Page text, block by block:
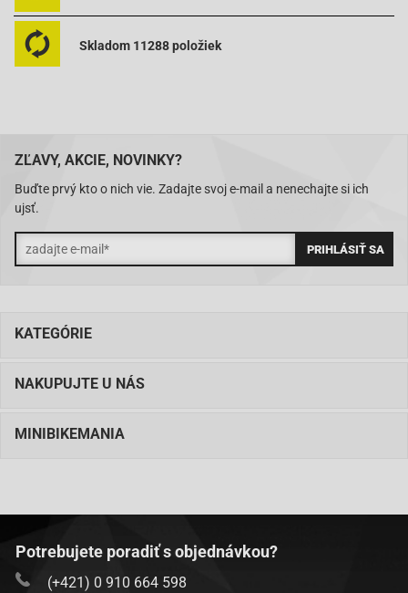
Skladom 11288 položiek
ZĽAVY, AKCIE, NOVINKY?
Buďte prvý kto o nich vie. Zadajte svoj e-mail a nenechajte si ich
ujsť.
KATEGÓRIE
NAKUPUJTE U NÁS
MINIBIKEMANIA
Potrebujete poradiť s objednávkou?
(+421) 0 910 664 598